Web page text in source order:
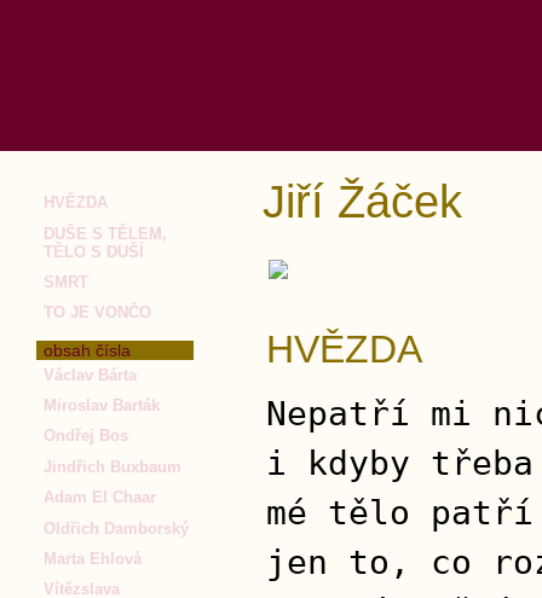
HVĚZDA
DUŠE S TĚLEM,
TĚLO S DUŠÍ
SMRT
TO JE VONČO
obsah čísla
Václav Bárta
Miroslav Barták
Ondřej Bos
Jindřich Buxbaum
Adam El Chaar
Oldřich Damborský
Marta Ehlová
Vítězslava
Jiří Žáček
HVĚZDA
Nepatří mi
i kdyby
mé tělo patří
jen to, co